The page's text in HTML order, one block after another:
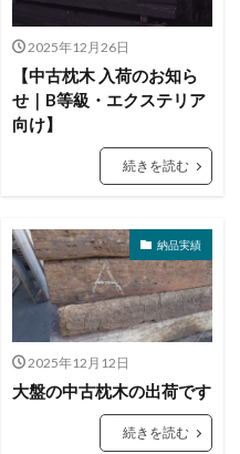
2025年12月26日
【中古枕木 入荷のお知ら
せ｜B等級・エクステリア
向け】
続きを読む
納品実績
2025年12月12日
大盤の中古枕木の出荷です
続きを読む